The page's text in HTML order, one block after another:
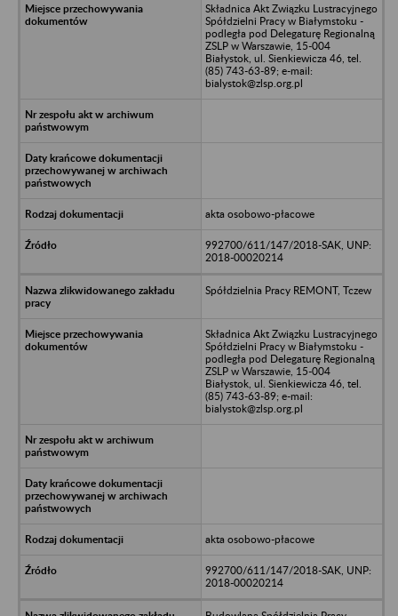
Składnica Akt Związku Lustracyjnego
Spółdzielni Pracy w Białymstoku -
podległa pod Delegaturę Regionalną
ZSLP w Warszawie, 15-004
Białystok, ul. Sienkiewicza 46, tel.
(85) 743-63-89; e-mail:
bialystok@zlsp.org.pl
akta osobowo-płacowe
992700/611/147/2018-SAK, UNP:
2018-00020214
Spółdzielnia Pracy REMONT, Tczew
Składnica Akt Związku Lustracyjnego
Spółdzielni Pracy w Białymstoku -
podległa pod Delegaturę Regionalną
ZSLP w Warszawie, 15-004
Białystok, ul. Sienkiewicza 46, tel.
(85) 743-63-89; e-mail:
bialystok@zlsp.org.pl
akta osobowo-płacowe
992700/611/147/2018-SAK, UNP:
2018-00020214